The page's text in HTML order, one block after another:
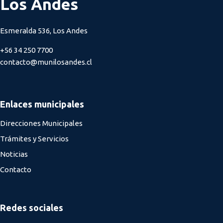
Los Andes
Esmeralda 536, Los Andes
+56 34 250 7700
contacto@munilosandes.cl
Enlaces municipales
Direcciones Municipales
Trámites y Servicios
Noticias
Contacto
Redes sociales